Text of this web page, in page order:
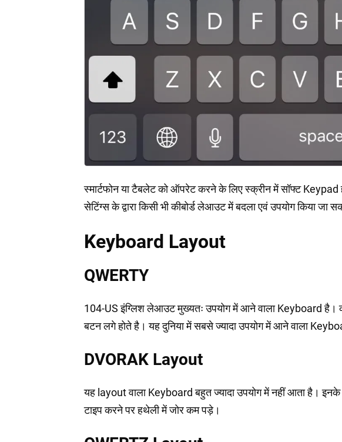
स्मार्टफोन या टैबलेट को ऑपरेट करने के लिए स्क्रीन में सॉफ्ट Keypad
सेटिंग्स के द्वारा किसी भी कीबोर्ड लेआउट में बदला एवं उपयोग किया जा
Keyboard Layout
QWERTY
104-US इंग्लिश लेआउट मुख्यतः उपयोग में आने वाला Keyboard है।
बटन लगे होते है। यह दुनिया में सबसे ज्यादा उपयोग में आने वाला
DVORAK Layout
यह layout वाला Keyboard बहुत ज्यादा उपयोग में नहीं आता है।
टाइप करने पर हथेली में जोर कम पड़े।